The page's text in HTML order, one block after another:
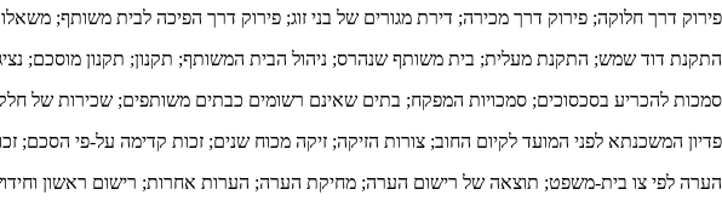
פירוק דרך חלוקה; פירוק דרך מכירה; דירת מגורים של בני זוג; פירוק דרך הפיכה לבית משותף;
התקנת דוד שמש; התקנת מעלית; בית משותף שנהרס; ניהול הבית המשותף; תקנון; תקנון מוסכם;
סמכות להכריע בסכסוכים; סמכויות המפקח; בתים שאינם רשומים כבתים משותפים; שכירות של
פדיון המשכנתא לפני המועד לקיום החוב; צורות הזיקה; זיקה מכוח שנים; זכות קדימה על-פי הסכם;
הערה לפי צו בית-משפט; תוצאה של רישום הערה; מחיקת הערה; הערות אחרות; רישום ראשון וחידוש